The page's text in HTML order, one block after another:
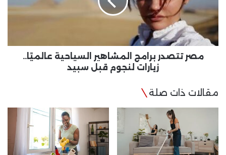
عالميًا..
زيارات
لنجوم
قبل
مصر تتصدر برامج المشاهير السياحية عالميًا..
زيارات لنجوم قبل سبيد
مقالات ذات صلة